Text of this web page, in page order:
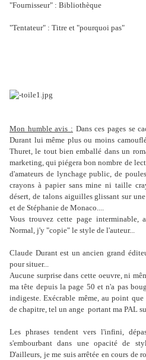
"Fournisseur" : Bibliothèque
"Tentateur" : Titre et "pourquoi pas"
Mon humble avis : Dans ces pages se
Durant lui même plus ou moins
Thuret, le tout bien emballé dans un
marketing, qui piégera bon nombre de
d'amateurs de lynchage public, de
crayons à papier sans mine ni taille
désert, de talons aiguilles glissant sur
et de Stéphanie de Monaco....
Vous trouvez cette page interminable,
Normal, j'y "copie" le style de l'auteur...
Claude Durant est un ancien grand
pour situer...
Aucune surprise dans cette oeuvre, ni
ma tête depuis la page 50 et n'a pas
indigeste. Exécrable même, au point
de chapitre, tel un ange portant ma PAL
Les phrases tendent vers l'infini,
s'embourbant dans une opacité de
D'ailleurs, je me suis arrêtée en cours de